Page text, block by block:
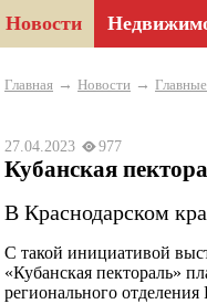
Новости
Главная → Новости → Главные
27.04.2023 977
Кубанская
В Краснодарском
С такой инициативой
«Кубанская пектораль»
регионального